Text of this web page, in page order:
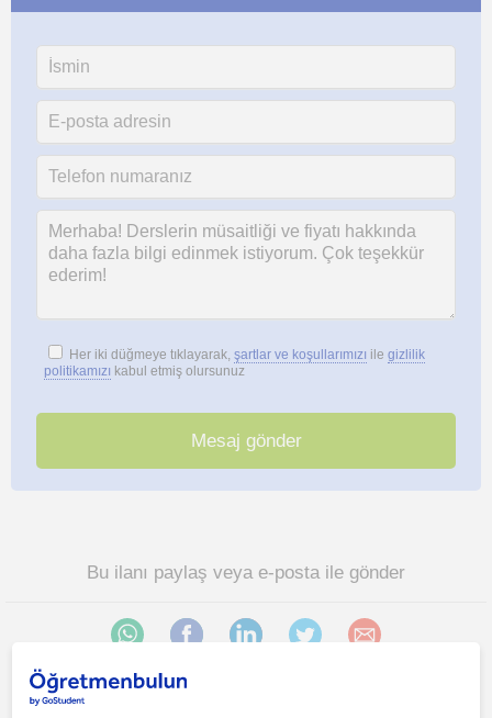
Her iki düğmeye tıklayarak, şartlar ve koşullarımızı ile gizlilik
politikamızı kabul etmiş olursunuz
Bu ilanı paylaş veya e-posta ile gönder